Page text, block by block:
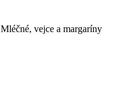
Mléčné, vejce a margaríny